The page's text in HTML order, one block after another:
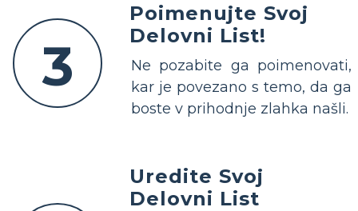
3
Poimenujte Svoj
Delovni List!
Ne pozabite ga poimenovati,
kar je povezano s temo, da ga
boste v prihodnje zlahka našli.
Uredite Svoj
Delovni List